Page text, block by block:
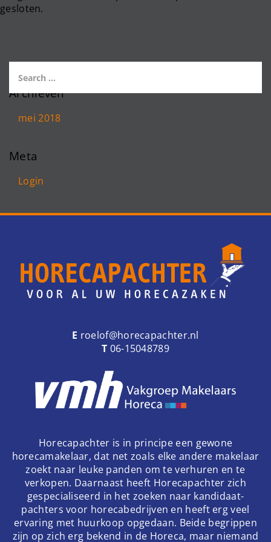
gesloten.
Archieven
mei 2018
Meta
Login
E roelof@horecapachter.nl
T 06-15048789
Horecapachter is in principe een gewone
horecamakelaar, dat net zoals elke andere makelaar
zoekt naar leuke panden om te verhuren en te
verkopen. Daarnaast heeft Horecapachter zich
gespecialiseerd in het zoeken naar kandidaat-
pachters voor horecabedrijven en heeft erg veel
ervaring met huurkoop opgedaan. Beide begrippen
zijn op zich erg bekend in de Horeca, maar niemand